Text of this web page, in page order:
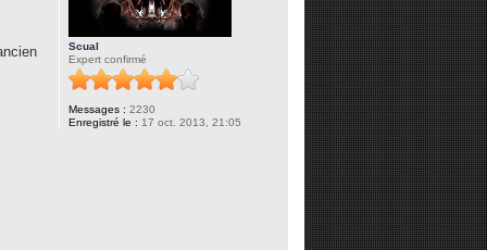
Scual
Expert confirmé
Messages : 2230
Enregistré le : 17 oct. 2013, 21:05